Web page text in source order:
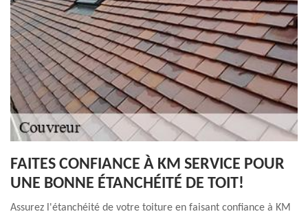
FAITES CONFIANCE À KM SERVICE POUR
UNE BONNE ÉTANCHÉITÉ DE TOIT!
Assurez l'étanchéité de votre toiture en faisant confiance à KM